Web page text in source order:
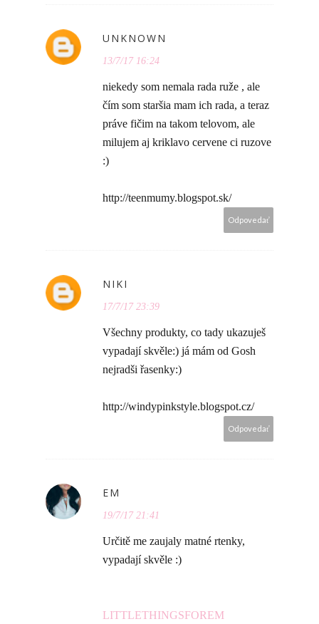
UNKNOWN
13/7/17 16:24
niekedy som nemala rada ruže , ale
čím som staršia mam ich rada, a teraz
práve fičim na takom telovom, ale
milujem aj kriklavo cervene ci ruzove
:)
http://teenmumy.blogspot.sk/
Odpovedať
NIKI
17/7/17 23:39
Všechny produkty, co tady ukazuješ
vypadají skvěle:) já mám od Gosh
nejradši řasenky:)
http://windypinkstyle.blogspot.cz/
Odpovedať
EM
19/7/17 21:41
Určitě me zaujaly matné rtenky,
vypadají skvěle :)
LITTLETHINGSFOREM